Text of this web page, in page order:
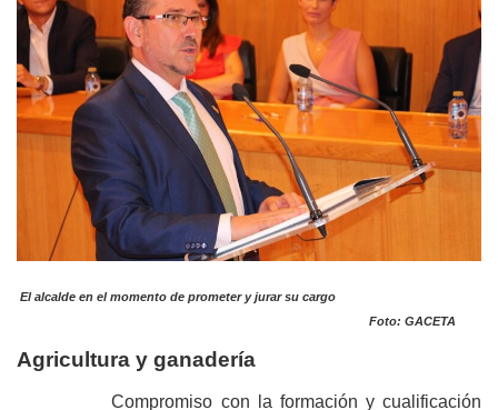
El alcalde en el momento de prometer y jurar su cargo
Foto: GACETA
Agricultura y ganadería
Compromiso con la formación y cualificación